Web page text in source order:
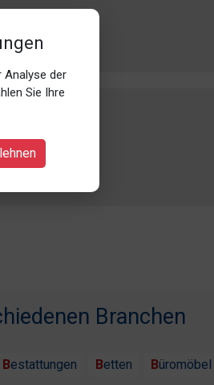
Analyse der
Sie Ihre
Branchen
Bestattungen Betten Büromöbel